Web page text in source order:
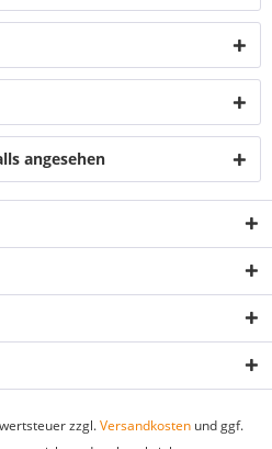
angesehen
zzgl.Versandkosten und ggf.